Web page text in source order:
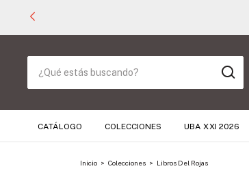
CATÁLOGO COLECCIONES UBA XXI 2026
Inicio > Colecciones > Libros Del Rojas